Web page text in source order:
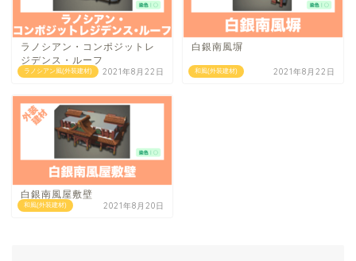
ラノシアン風(外装建材)
ラノシアン・コンポジットレ
ジデンス・ルーフ
2021年8月22日 和風(外装建材)
白銀南風塀
2021年8月22日
和風(外装建材)
白銀南風屋敷壁
2021年8月20日